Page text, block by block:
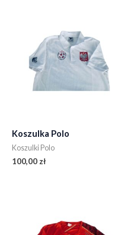
Koszulka Polo
Koszulki Polo
100,00zł